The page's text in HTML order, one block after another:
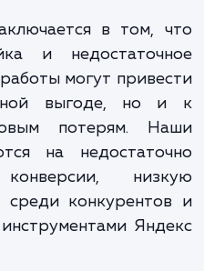
и
могут
заключается в том,
и
работы могут
выгоде, но
потерям.